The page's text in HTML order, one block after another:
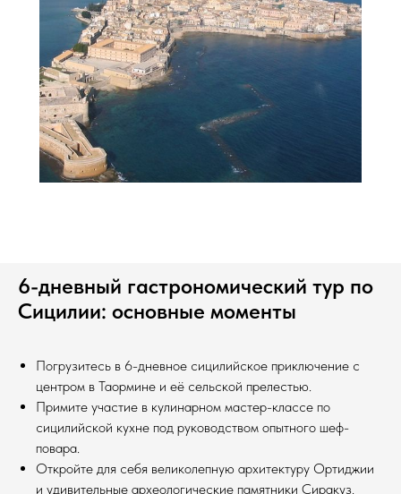
6-дневный гастрономический тур по
Сицилии: основные моменты
Погрузитесь в 6-дневное сицилийское приключение с
центром в Таормине и её сельской прелестью.
Примите участие в кулинарном мастер-классе по
сицилийской кухне под руководством опытного шеф-
повара.
Откройте для себя великолепную архитектуру Ортиджии
и удивительные археологические памятники Сиракуз.